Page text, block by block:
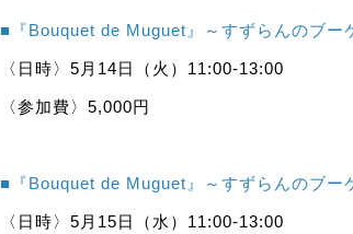
■『Bouquet de Muguet』～すずらんのブー
〈日時〉5月14日（火）11:00-13:00
〈参加費〉5,000円
■ 『Bouquet de Muguet』～すずらんのブー
〈日時〉5月15日（水）11:00-13:00